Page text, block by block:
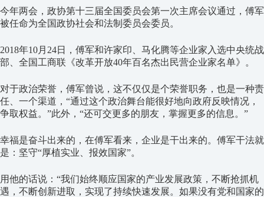
今年两会，政协第十三届全国委员会第一次主席会议通过，傅军
被任命为全国政协社会和法制委员会委员。
2018年10月24日，傅军和许家印、马化腾等企业家入选中央统战
部、全国工商联《改革开放40年百名杰出民营企业家名单》。
对于政治荣誉，傅军曾说，这不仅仅是个荣誉职务，也是一种责
任、一个渠道，“通过这个政治舞台能很好地向政府反映情况，
争取权益。”此外，“还可交更多的朋友，掌握更多的信息。”
幸福是奋斗出来的，在傅军看来，企业是干出来的。傅军干法就
是：坚守“厚植实业、报效国家”。
用他的话说：“我们始终顺应国家的产业发展政策，不断抢抓机
遇，不断创新进取，实现了持续快速发展。如果没有党和国家的